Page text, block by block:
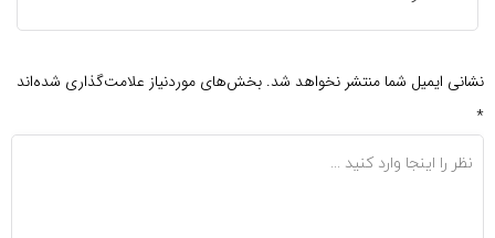
نشانی ایمیل شما منتشر نخواهد شد. بخش‌های موردنیاز علامت‌گذاری شده‌اند
*